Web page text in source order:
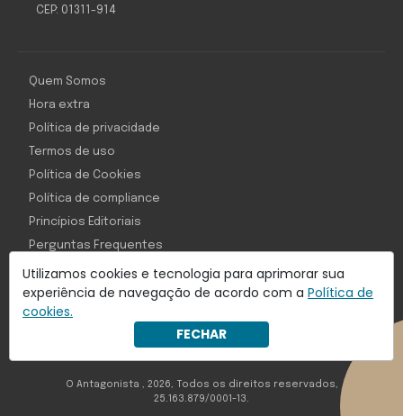
Utilizamos cookies e tecnologia para aprimorar sua
experiência de navegação de acordo com a Política de
cookies.
FECHAR
CEP: 01311-914
Com inteligência e tecnologia:
Object1ve - Marketing Solution
Quem Somos
Hora extra
Política de privacidade
Termos de uso
Política de Cookies
Política de compliance
Princípios Editoriais
Perguntas Frequentes
O Antagonista , 2026, Todos os direitos reservados,
25.163.879/0001-13.